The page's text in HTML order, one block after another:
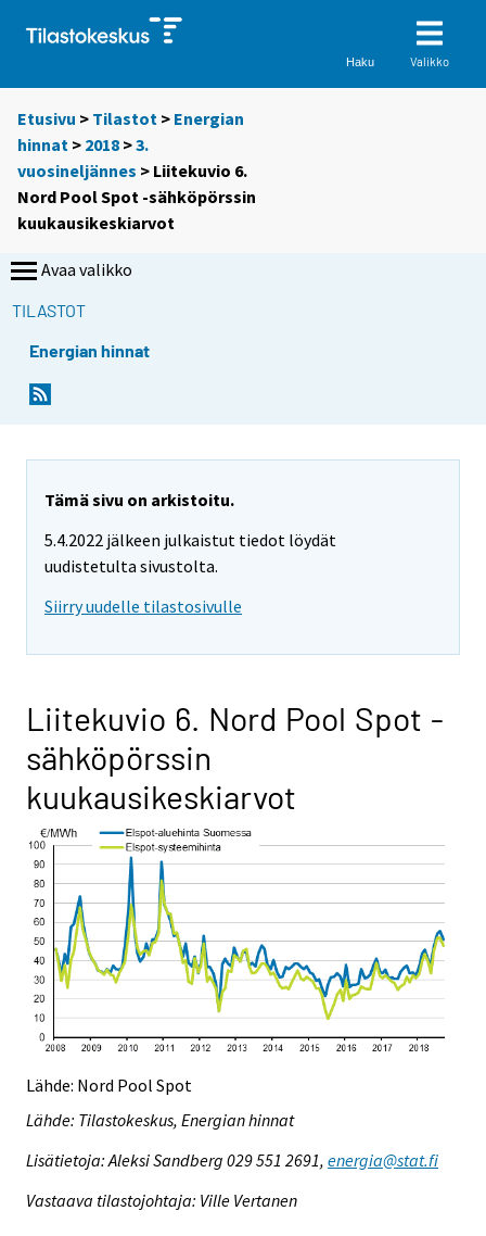
Haku Valikko
Etusivu > Tilastot > Energian
hinnat > 2018 >3.
vuosineljännes > Liitekuvio 6.
Nord Pool Spot -sähköpörssin
kuukausikeskiarvot
Avaa valikko
TILASTOT
Energian hinnat
Tämä sivu on arkistoitu.
5.4.2022 jälkeen julkaistut tiedot löydät
uudistetulta sivustolta.
Siirry uudelle tilastosivulle
Liitekuvio 6. Nord Pool Spot -
sähköpörssin
kuukausikeskiarvot
Lähde: Nord Pool Spot
Lähde: Tilastokeskus, Energian hinnat
Lisätietoja: Aleksi Sandberg 029 551 2691, energia@stat.fi
Vastaava tilastojohtaja: Ville Vertanen